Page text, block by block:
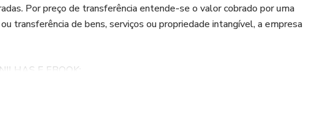
Por preço de transferência entende-se o valor cobrado por uma
transferência de bens, serviços ou propriedade intangível, a empresa
E EBOOK: